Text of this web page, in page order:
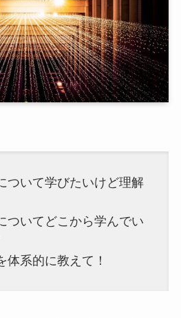
ついて学びたいけど理解
ついてどこから学んでい
体系的に教えて！